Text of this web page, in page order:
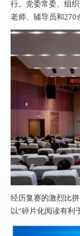
行。党委常委、组
老师、辅导员和270
经历复赛的激烈比
以“碎片化阅读有利